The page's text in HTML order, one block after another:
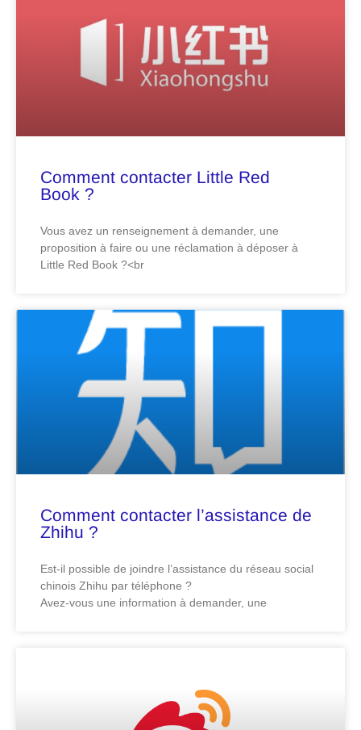
Comment contacter Little Red
Book ?
Vous avez un renseignement à demander, une
proposition à faire ou une réclamation à déposer à
Little Red Book ?<br
Comment contacter l’assistance de
Zhihu ?
Est-il possible de joindre l’assistance du réseau social
chinois Zhihu par téléphone ?
Avez-vous une information à demander, une